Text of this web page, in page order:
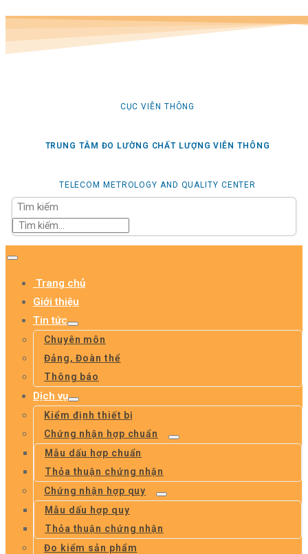
CỤC VIỄN THÔNG
TRUNG TÂM ĐO LƯỜNG CHẤT LƯỢNG VIỄN THÔNG
TELECOM METROLOGY AND QUALITY CENTER
Tìm kiếm
Trang chủ
Giới thiệu
Tin tức
Chuyên môn
Đảng, Đoàn thể
Thông báo
Dịch vụ
Kiểm định thiết bị
Chứng nhận hợp chuẩn
Mẫu dấu hợp chuẩn
Thỏa thuận chứng nhận
Chứng nhận hợp quy
Mẫu dấu hợp quy
Thỏa thuận chứng nhận
Đo kiểm sản phẩm